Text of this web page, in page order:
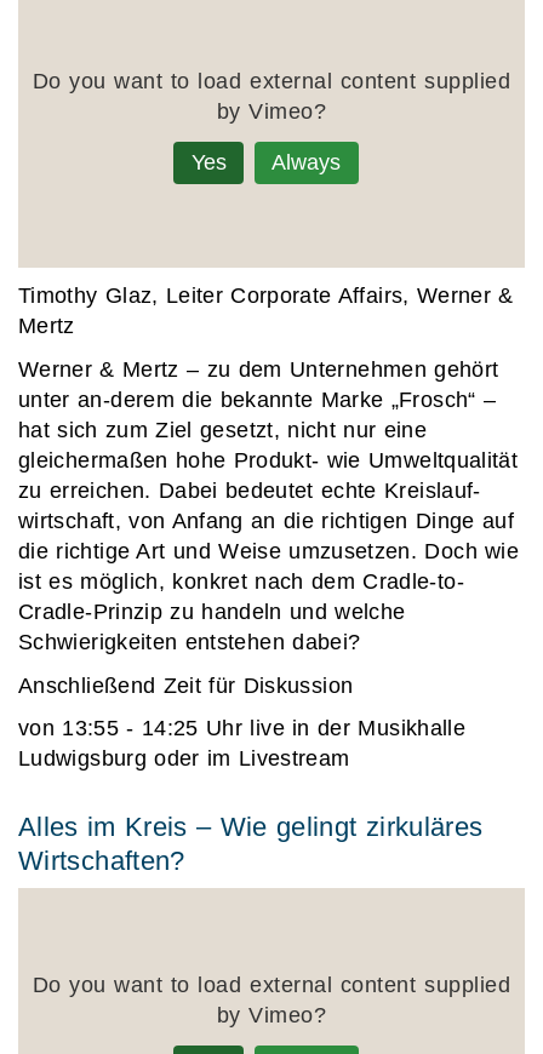
Do you want to load external content supplied
byVimeo?
Yes Always
Timothy Glaz, Leiter Corporate Affairs, Werner &
Mertz
Werner & Mertz – zu dem Unternehmen gehört
unter an-derem die bekannte Marke „Frosch“ –
hat sich zum Ziel gesetzt, nicht nur eine
gleichermaßen hohe Produkt- wie Umweltqualität
zu erreichen. Dabei bedeutet echte Kreislauf-
wirtschaft, von Anfang an die richtigen Dinge auf
die richtige Art und Weise umzusetzen. Doch wie
ist es möglich, konkret nach dem Cradle-to-
Cradle-Prinzip zu handeln und welche
Schwierigkeiten entstehen dabei?
Anschließend Zeit für Diskussion
von 13:55 - 14:25 Uhr live in der Musikhalle
Ludwigsburg oder im Livestream
Alles im Kreis – Wie gelingt zirkuläres
Wirtschaften?
Do you want to load external content supplied
byVimeo?